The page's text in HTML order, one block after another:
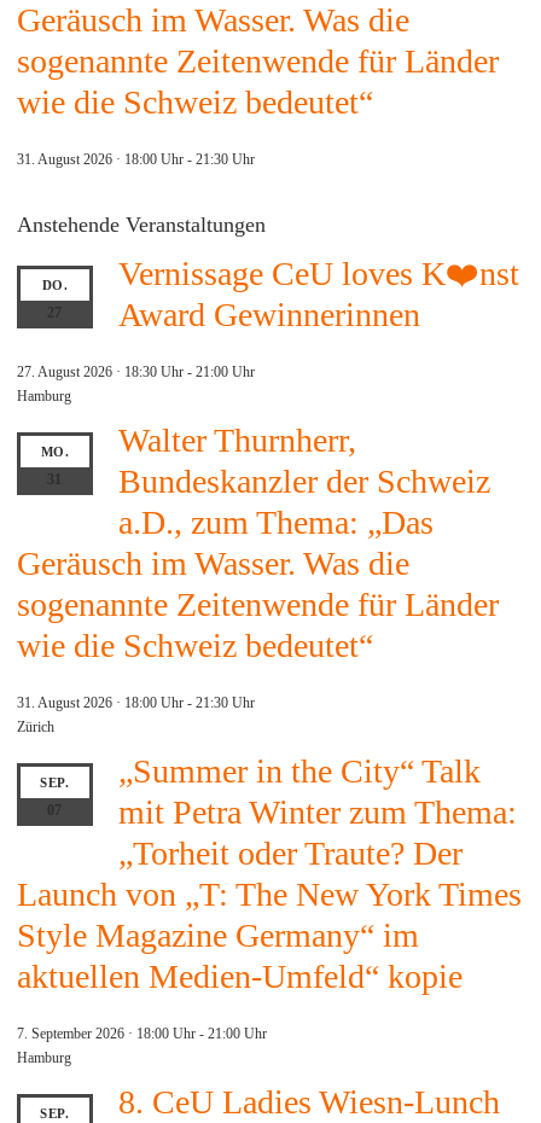
Geräusch im Wasser. Was die
sogenannte Zeitenwende für Länder
wie die Schweiz bedeutet“
31. August 2026 · 18:00 Uhr - 21:30 Uhr
Anstehende Veranstaltungen
DO.
27
Vernissage CeU loves K❤️nst
Award Gewinnerinnen
27. August 2026 · 18:30 Uhr - 21:00 Uhr
Hamburg
MO.
Walter Thurnherr,
Bundeskanzler der Schweiz
a.D., zum Thema: „Das
Geräusch im Wasser. Was die
sogenannte Zeitenwende für Länder
wie die Schweiz bedeutet“
31. August 2026 · 18:00 Uhr - 21:30 Uhr
Zürich
SEP.
07
„Summer in the City“ Talk
mit Petra Winter zum Thema:
„Torheit oder Traute? Der
Launch von „T: The New York Times
Style Magazine Germany“ im
aktuellen Medien-Umfeld“ kopie
7. September 2026 · 18:00 Uhr - 21:00 Uhr
Hamburg
SEP. 8. CeU Ladies Wiesn-Lunch